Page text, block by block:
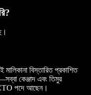
বিস্তারিত প্রকাশিত
কেঞ্জাদ এবং তিমুর
পদে আছেন।